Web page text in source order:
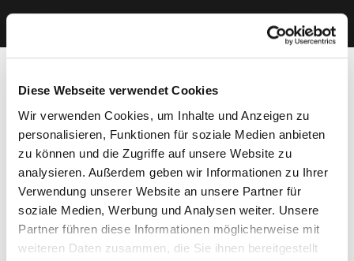
Diese Webseite verwendet Cookies
Wir verwenden Cookies, um Inhalte und Anzeigen zu
personalisieren, Funktionen für soziale Medien anbieten
zu können und die Zugriffe auf unsere Website zu
analysieren. Außerdem geben wir Informationen zu Ihrer
Verwendung unserer Website an unsere Partner für
soziale Medien, Werbung und Analysen weiter. Unsere
Partner führen diese Informationen möglicherweise mit
weiteren Daten zusammen, die Sie ihnen bereitgestellt